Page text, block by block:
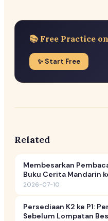
📚 Free Practice
✨ Start Free
Related
Membesarkan
Buku Cerita Mandarin
2026-07-10
Persediaan K2 ke P1:
Sebelum Lompatan